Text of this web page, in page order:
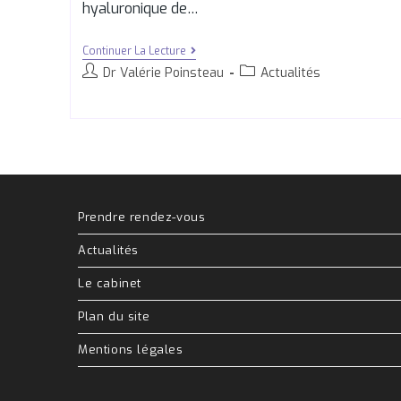
hyaluronique de…
Continuer La Lecture
Dr Valérie Poinsteau Actualités
Prendre rendez-vous
Actualités
Le cabinet
Plan du site
Mentions légales